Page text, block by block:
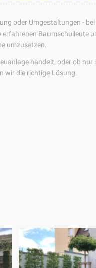
oder Umgestaltungen -
erfahrenen Baumschulleute
umzusetzen.
handelt, oder ob
wir die richtige Lösung.